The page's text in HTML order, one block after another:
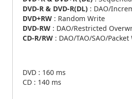
DVD-R & DVD-R(DL) : DAO/
DVD+RW : Random Write
DVD-RW : DAO/Restricted
CD-R/RW : DAO/TAO/SAO/
DVD : 160 ms
CD : 140 ms